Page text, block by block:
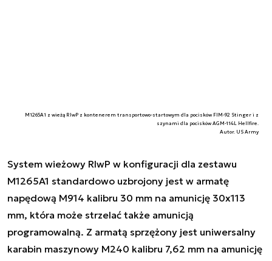
M1265A1 z wieżą RIwP z kontenerem transportowo-startowym dla pocisków FIM-92 Stinger i z
szynami dla pocisków AGM-114L Hellfire.
Autor. US Army
System wieżowy RIwP w konfiguracji dla zestawu
M1265A1 standardowo uzbrojony jest w armatę
napędową M914 kalibru 30 mm na amunicję 30x113
mm, która może strzelać także amunicją
programowalną. Z armatą sprzężony jest uniwersalny
karabin maszynowy M240 kalibru 7,62 mm na amunicję